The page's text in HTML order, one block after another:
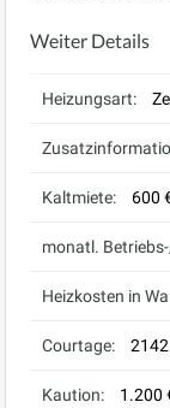
Weiter Details
Heizungsart:
Kaltmiete: 600
monatl.
Heizkosten in
Courtage:
Kaution: 1.200